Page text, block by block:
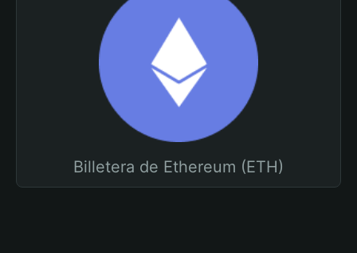
Billetera de Ethereum (ETH)